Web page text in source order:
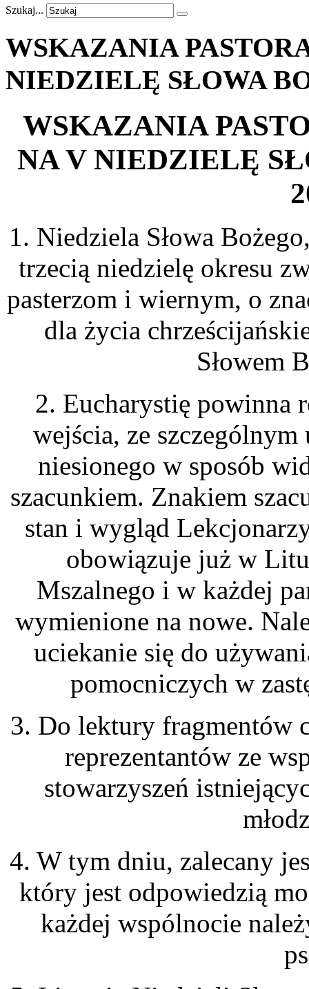
Szukaj...
WSKAZANIA
NIEDZIELĘ SŁOWA
WSKAZANIA
NA V NIEDZIELĘ
1. Niedziela Słowa
trzecią niedzielę okresu
pasterzom i wiernym, o
dla życia
Słowem
2. Eucharystię powinna
wejścia, ze
niesionego w sposób
szacunkiem. Znakiem
stan i wygląd
obowiązuje już w
Mszalnego i w każdej
wymienione na nowe.
uciekanie się do
pomocniczych w
3. Do lektury fragmentów
reprezentantów ze
stowarzyszeń
4. W tym dniu, zalecany
który jest odpowiedzią
każdej wspólnocie